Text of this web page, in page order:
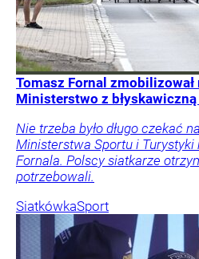
Tomasz Fornal zmobilizował
Ministerstwo z błyskawiczną
Nie trzeba było długo czekać
Ministerstwa Sportu i Turystyki
Fornala. Polscy siatkarze
potrzebowali.
SiatkówkaSport